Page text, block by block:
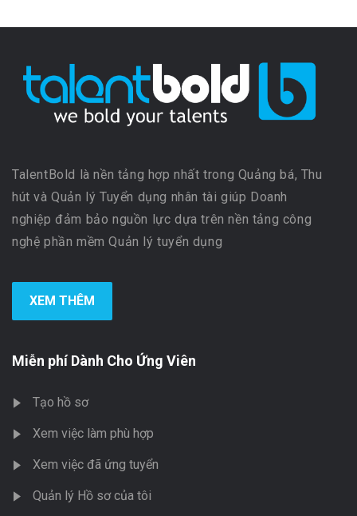
TalentBold là nền tảng hợp nhất trong Quảng bá, Thu
hút và Quản lý Tuyển dụng nhân tài giúp Doanh
nghiệp đảm bảo nguồn lực dựa trên nền tảng công
nghệ phần mềm Quản lý tuyển dụng
XEM THÊM
Miễn phí Dành Cho Ứng Viên
Tạo hồ sơ
Xem việc làm phù hợp
Xem việc đã ứng tuyển
Quản lý Hồ sơ của tôi